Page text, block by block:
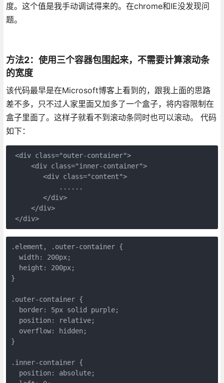
度。这个值是我手动调试得来的。在chrome和IE没发现问
题。
方法2：使用三个容器包围起来，不需要计算滚动条
的宽度
该代码最早是在Microsoft博客上看到的，跟我上面的思路
差不多，只不过人家里面又加多了一个盒子，将内容限制在
盒子里面了。这样子就看不到滚动条同时也可以滚动。 代码
如下：
<div class="outer-container">
     <div class="inner-container">
        <div class="content">
            ......
        </div>
     </div>
</div>
.element, .outer-container {
  width: 200px;
  height: 200px;
}
.outer-container {
  border: 5px solid purple;
  position: relative;
  overflow: hidden;
}
.inner-container {
  position: absolute;